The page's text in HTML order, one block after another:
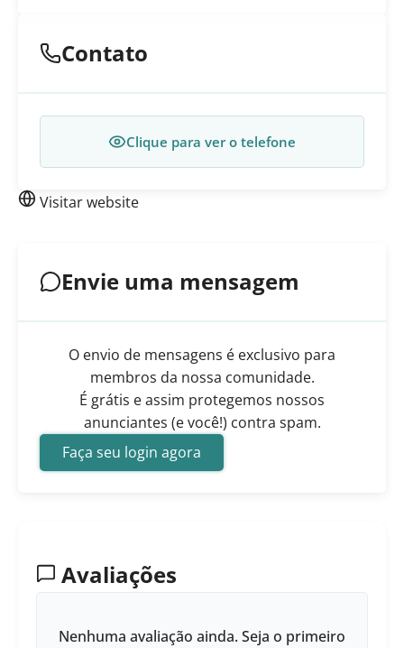
Contato
Clique para ver o telefone
Visitar website
Envie uma mensagem
O envio de mensagens é exclusivo para
membros da nossa comunidade.
É grátis e assim protegemos nossos
anunciantes (e você!) contra spam.
Faça seu login agora
Avaliações
Nenhuma avaliação ainda. Seja o primeiro